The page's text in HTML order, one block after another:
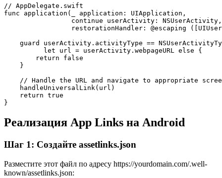
// AppDelegate.swift
func application(_ application: UIApplication,
                 continue userActivity: NSUserActivity,
restorationHandler: @escaping
guard userActivity.activityType ==
          let url = userActivity.webpageURL else {
        return false
    }
// Handle the URL and navigate to appropriate
    handleUniversalLink(url)
    return true
}
Реализация App Links на Android
Шаг 1: Создайте assetlinks.json
Разместите этот файл по адресу https://yourdomain.com/.well-
known/assetlinks.json: